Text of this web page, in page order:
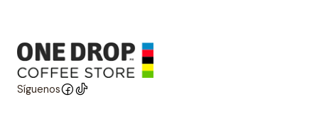
Síguenos